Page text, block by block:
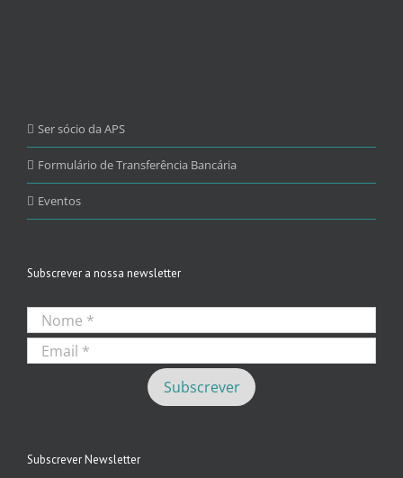
Ser sócio da APS
Formulário de Transferência Bancária
Eventos
Subscrever a nossa newsletter
Subscrever Newsletter